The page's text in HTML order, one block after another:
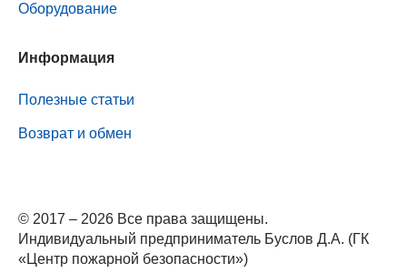
Оборудование
Информация
Полезные статьи
Возврат и обмен
© 2017 – 2026 Все права защищены.
Индивидуальный предприниматель Буслов Д.А. (ГК
«Центр пожарной безопасности»)